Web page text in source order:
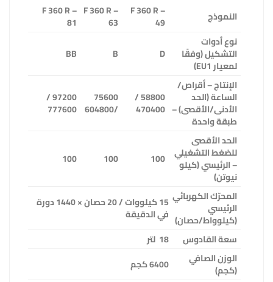
النموذج F 360 R –
49
F 360 R –
63
F 360 R –
81
نوع أدوات
التشكيل(وفقًا
لمعيارEU1)
D
B
BB
الإنتاج – أقراص/
الساعة (الحد
الأدنى/الأقصى) –
طبقة واحدة
58800 /
470400
75600
/604800
97200 /
777600
الحد الأقصى
للضغط التشغيلي
– الرئيسي (كيلو
نيوتن)
100
100
100
المحرّك الكهربائي
الرئيسي
(كيلوواط/حصان)
15 كيلووات / 20 حصان × 1440 دورة
في الدقيقة
سعة القادوس
18 لتر
الوزن الصافي
(كجم) 6400 كجم